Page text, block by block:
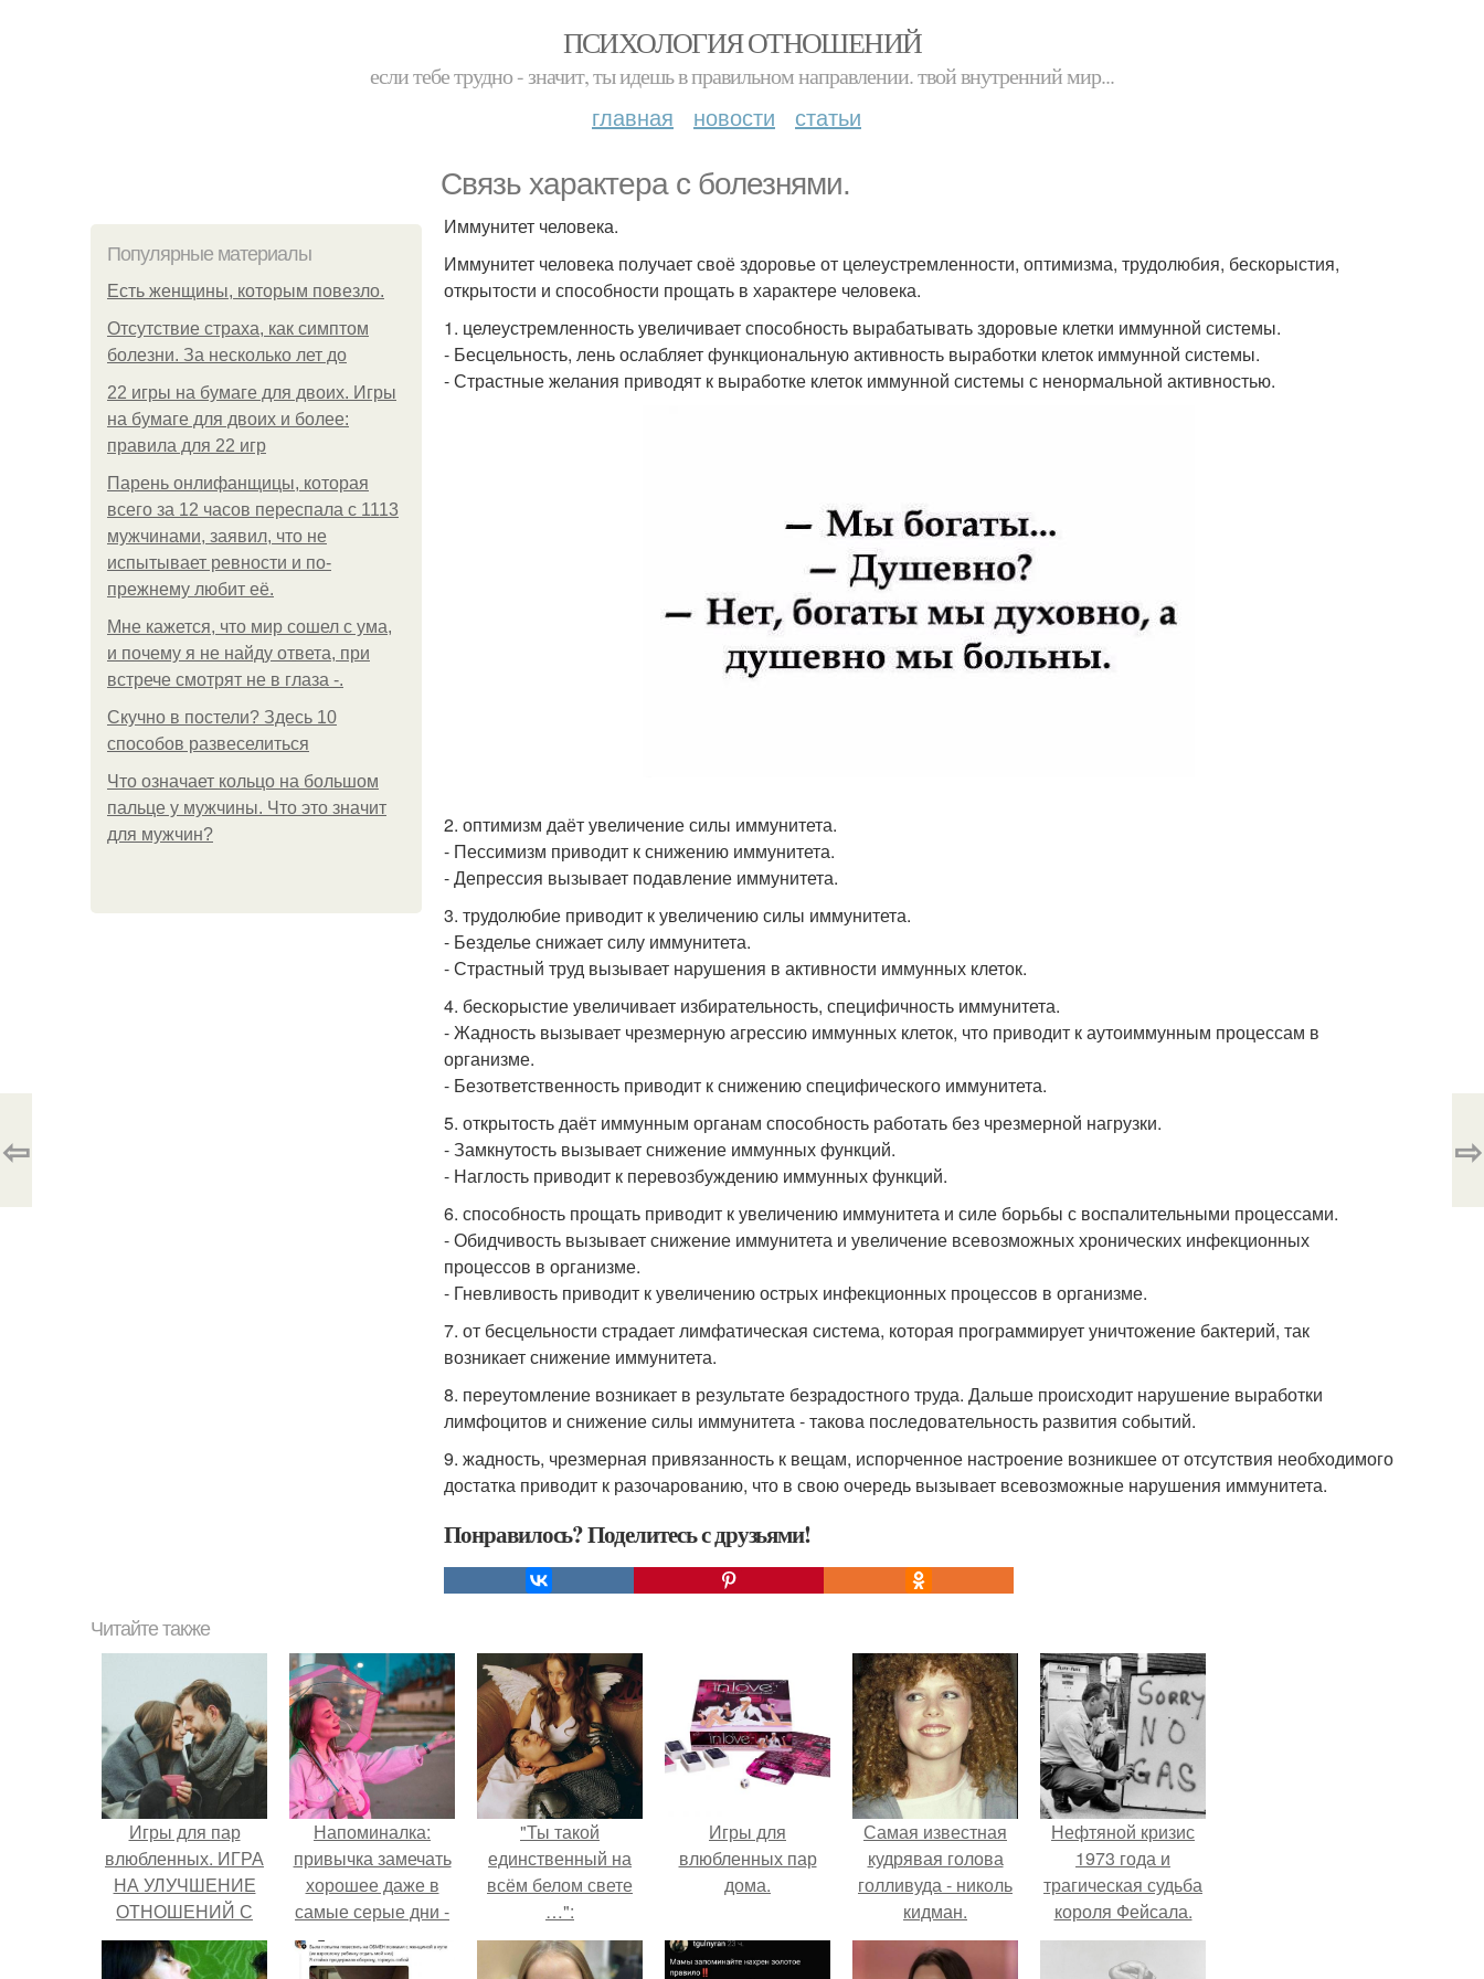
ПСИХОЛОГИЯ ОТНОШЕНИЙ
если тебе трудно - значит, ты идешь в правильном направлении. твой внутренний мир...
главная новости статьи
Связь характера с болезнями.
Популярные материалы
Есть женщины, которым повезло.
Отсутствие страха, как симптом
болезни. За несколько лет до
22 игры на бумаге для двоих. Игры
на бумаге для двоих и более:
правила для 22 игр
Парень онлифанщицы, которая
всего за 12 часов переспала с 1113
мужчинами, заявил, что не
испытывает ревности и по-
прежнему любит её.
Мне кажется, что мир сошел с ума,
и почему я не найду ответа, при
встрече смотрят не в глаза -.
Скучно в постели? Здесь 10
способов развеселиться
Что означает кольцо на большом
пальце у мужчины. Что это значит
для мужчин?
Иммунитет человека.
Иммунитет человека получает своё здоровье от целеустремленности, оптимизма, трудолюбия, бескорыстия,
открытости и способности прощать в характере человека.
1. целеустремленность увеличивает способность вырабатывать здоровые клетки иммунной системы.
- Бесцельность, лень ослабляет функциональную активность выработки клеток иммунной системы.
- Страстные желания приводят к выработке клеток иммунной системы с ненормальной активностью.
2. оптимизм даёт увеличение силы иммунитета.
- Пессимизм приводит к снижению иммунитета.
- Депрессия вызывает подавление иммунитета.
3. трудолюбие приводит к увеличению силы иммунитета.
- Безделье снижает силу иммунитета.
- Страстный труд вызывает нарушения в активности иммунных клеток.
4. бескорыстие увеличивает избирательность, специфичность иммунитета.
- Жадность вызывает чрезмерную агрессию иммунных клеток, что приводит к аутоиммунным процессам в
организме.
- Безответственность приводит к снижению специфического иммунитета.
5. открытость даёт иммунным органам способность работать без чрезмерной нагрузки.
- Замкнутость вызывает снижение иммунных функций.
- Наглость приводит к перевозбуждению иммунных функций.
6. способность прощать приводит к увеличению иммунитета и силе борьбы с воспалительными процессами.
- Обидчивость вызывает снижение иммунитета и увеличение всевозможных хронических инфекционных
процессов в организме.
- Гневливость приводит к увеличению острых инфекционных процессов в организме.
7. от бесцельности страдает лимфатическая система, которая программирует уничтожение бактерий, так
возникает снижение иммунитета.
8. переутомление возникает в результате безрадостного труда. Дальше происходит нарушение выработки
лимфоцитов и снижение силы иммунитета - такова последовательность развития событий.
9. жадность, чрезмерная привязанность к вещам, испорченное настроение возникшее от отсутствия необходимого
достатка приводит к разочарованию, что в свою очередь вызывает всевозможные нарушения иммунитета.
Понравилось? Поделитесь с друзьями!
⇦ ⇨
Читайте также
Игры для пар
влюбленных. ИГРА
НА УЛУЧШЕНИЕ
ОТНОШЕНИЙ С
ЛЮБИМЫМ
Напоминалка:
привычка замечать
хорошее даже в
самые серые дни -
это не очередная
сказка из книг по
"Ты такой
единственный на
всём белом свете
…":
Игры для
влюбленных пар
дома.
Самая известная
кудрявая голова
голливуда - николь
кидман.
Нефтяной кризис
1973 года и
трагическая судьба
короля Фейсала.